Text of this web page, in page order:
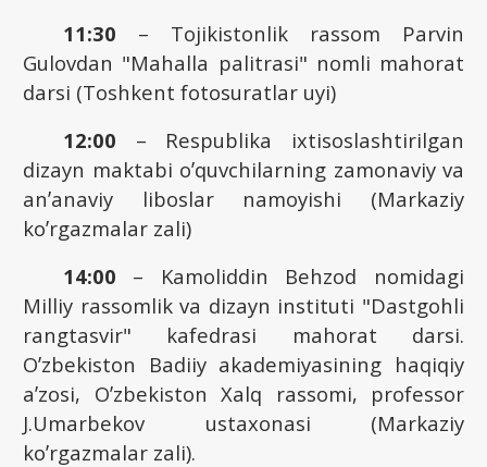
11:30 – Tojikistonlik rassom Parvin
Gulovdan "Mahalla palitrasi" nomli mahorat
darsi (Toshkent fotosuratlar uyi)
12:00 – Respublika ixtisoslashtirilgan
dizayn maktabi oʼquvchilarning zamonaviy va
anʼanaviy liboslar namoyishi (Markaziy
koʼrgazmalar zali)
14:00 – Kamoliddin Behzod nomidagi
Milliy rassomlik va dizayn instituti "Dastgohli
rangtasvir" kafedrasi mahorat darsi.
Oʼzbekiston Badiiy akademiyasining haqiqiy
aʼzosi, Oʼzbekiston Xalq rassomi, professor
J.Umarbekov ustaxonasi (Markaziy
koʼrgazmalar zali).